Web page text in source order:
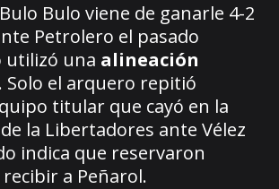
Bulo viene de ganarle 4-2
Petrolero el pasado
utilizó una alineación
. Solo el arquero repitió
titular que cayó en la
la Libertadores ante Vélez
indica que reservaron
a Peñarol.